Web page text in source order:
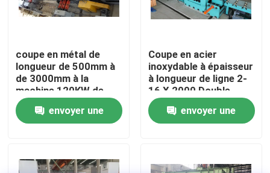
Nouvelles
Cas
Métal fendant la ligne
Précision fendant la ligne
coupe en métal de
longueur de 500mm à
de 3000mm à la
machine 120KW de
longueur
envoyer une
Coupe en acier
inoxydable à épaisseur
à longueur de ligne 2-
16 X 2000 Double
niveleurs avec bordure
de garnitureenvoyer une